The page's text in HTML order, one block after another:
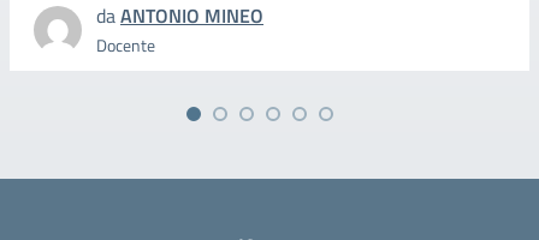
daANTONIO MINEO
Docente